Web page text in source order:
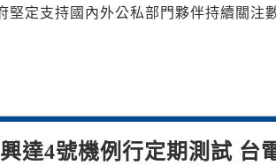
興達4號機例行定期測試 台